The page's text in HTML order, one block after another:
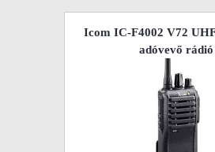
Icom IC-F4002 V72
adóvevő rádió